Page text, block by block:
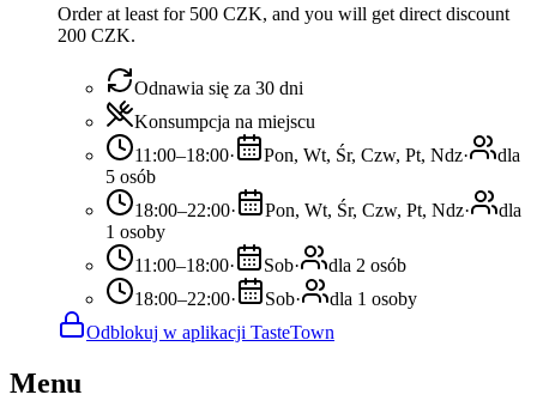
Order at least for 500 CZK, and you will get direct discount
200 CZK.
Odnawia się za 30 dni
Konsumpcja na miejscu
11:00–18:00· Pon, Wt, Śr, Czw, Pt, Ndz·
dla
5 osób
18:00–22:00· Pon, Wt, Śr, Czw, Pt, Ndz·
dla
1 osoby
11:00–18:00· Sob·
dla 2 osób
18:00–22:00· Sob·
dla 1 osoby
Odblokuj w aplikacji TasteTown
Menu